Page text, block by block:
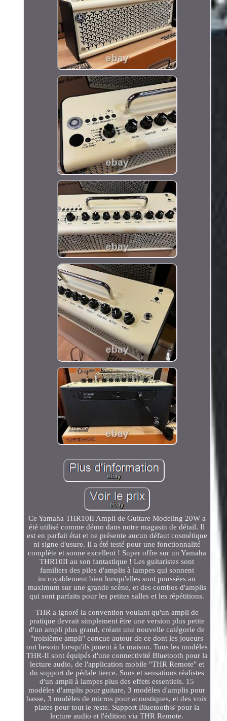
Ce Yamaha THR10II Ampli de Guitare Modeling 20W a
été utilisé comme démo dans notre magasin de détail. Il
est en parfait état et ne présente aucun défaut cosmétique
ni signe d'usure. Il a été testé pour une fonctionnalité
complète et sonne excellent ! Super offre sur un Yamaha
THR10II au son fantastique ! Les guitaristes sont
familiers des piles d'amplis à lampes qui sonnent
incroyablement bien lorsqu'elles sont poussées au
maximum sur une grande scène, et des combos d'amplis
qui sont parfaits pour les petites salles et les répétitions.
THR a ignoré la convention voulant qu'un ampli de
pratique devrait simplement être une version plus petite
d'un ampli plus grand, créant une nouvelle catégorie de
"troisième ampli" conçue autour de ce dont les joueurs
ont besoin lorsqu'ils jouent à la maison. Tous les modèles
THR-II sont équipés d'une connectivité Bluetooth pour la
lecture audio, de l'application mobile "THR Remote" et
du support de pédale tierce. Sons et sensations réalistes
d'un ampli à lampes plus des effets essentiels. 15
modèles d'amplis pour guitare, 3 modèles d'amplis pour
basse, 3 modèles de micros pour acoustiques, et des voix
plates pour tout le reste. Support Bluetooth® pour la
lecture audio et l'édition via THR Remote.